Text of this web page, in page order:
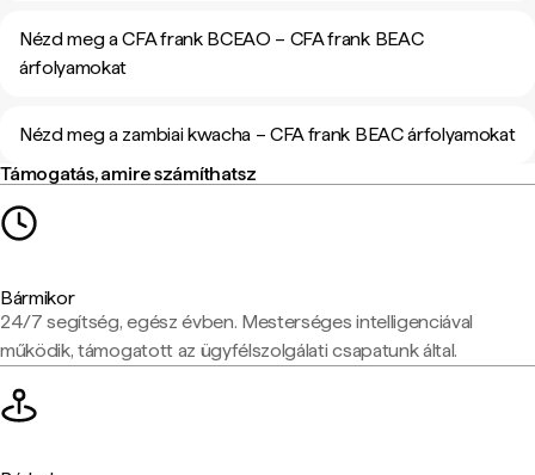
Nézd meg a CFA frank BCEAO – CFA frank BEAC
árfolyamokat
Nézd meg a zambiai kwacha – CFA frank BEAC árfolyamokat
Támogatás, amire számíthatsz
Bármikor
24/7 segítség, egész évben. Mesterséges intelligenciával
működik, támogatott az ügyfélszolgálati csapatunk által.